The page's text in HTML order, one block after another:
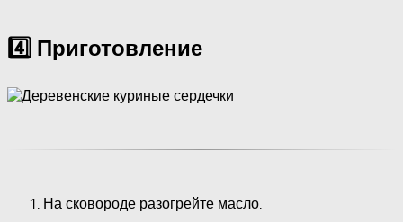
4️⃣ Приготовление
На сковороде разогрейте масло.